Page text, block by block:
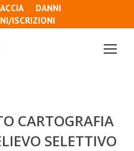
DANNI
ISCRIZIONI
CARTOGRAFIA
SELETTIVO